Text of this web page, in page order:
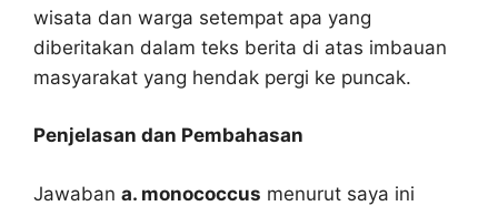
wisata dan warga setempat apa yang
diberitakan dalam teks berita di atas imbauan
masyarakat yang hendak pergi ke puncak.
Penjelasan dan Pembahasan
Jawaban a. monococcus menurut saya ini